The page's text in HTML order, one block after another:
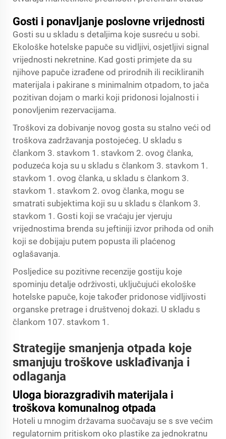
Gosti i ponavljanje poslovne vrijednosti
Gosti su u skladu s detaljima koje susreću u sobi.
Ekološke hotelske papuče su vidljivi, osjetljivi signal
vrijednosti nekretnine. Kad gosti primjete da su
njihove papuče izrađene od prirodnih ili recikliranih
materijala i pakirane s minimalnim otpadom, to jača
pozitivan dojam o marki koji pridonosi lojalnosti i
ponovljenim rezervacijama.
Troškovi za dobivanje novog gosta su stalno veći od
troškova zadržavanja postojećeg. U skladu s
člankom 3. stavkom 1. stavkom 2. ovog članka,
poduzeća koja su u skladu s člankom 3. stavkom 1.
stavkom 1. ovog članka, u skladu s člankom 3.
stavkom 1. stavkom 2. ovog članka, mogu se
smatrati subjektima koji su u skladu s člankom 3.
stavkom 1. Gosti koji se vraćaju jer vjeruju
vrijednostima brenda su jeftiniji izvor prihoda od onih
koji se dobijaju putem popusta ili plaćenog
oglašavanja.
Posljedice su pozitivne recenzije gostiju koje
spominju detalje održivosti, uključujući ekološke
hotelske papuče, koje također pridonose vidljivosti
organske pretrage i društvenoj dokazi. U skladu s
člankom 107. stavkom 1.
Strategije smanjenja otpada koje
smanjuju troškove usklađivanja i
odlaganja
Uloga biorazgradivih materijala i
troškova komunalnog otpada
Hoteli u mnogim državama suočavaju se s sve većim
regulatornim pritiskom oko plastike za jednokratnu